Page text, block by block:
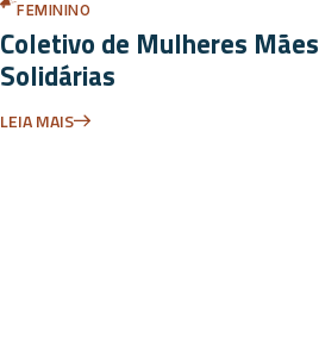
FEMININO
Coletivo de Mulheres Mães
Solidárias
LEIA MAIS